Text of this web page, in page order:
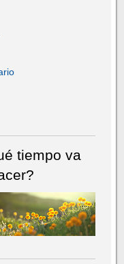
tiempo va